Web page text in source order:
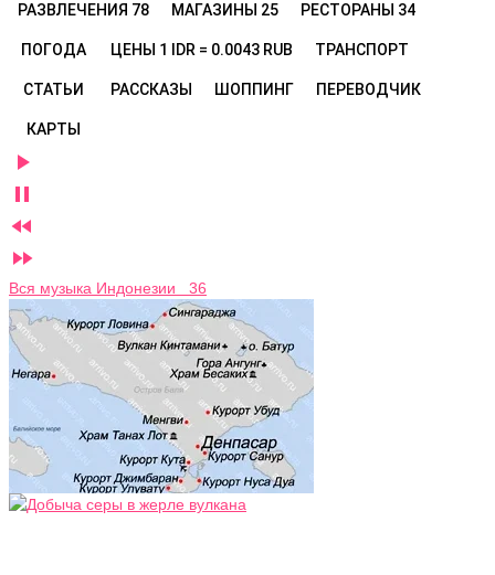
РАЗВЛЕЧЕНИЯ 78 МАГАЗИНЫ 25 РЕСТОРАНЫ 34
ПОГОДА ЦЕНЫ 1 IDR = 0.0043 RUB ТРАНСПОРТ
СТАТЬИ РАССКАЗЫ ШОППИНГ ПЕРЕВОДЧИК
КАРТЫ




Вся музыка Индонезии 36